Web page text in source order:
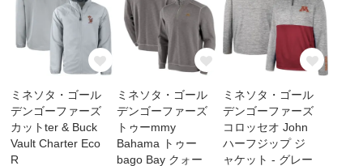
ミネソタ・ゴール
デンゴーファーズ
カットter & Buck
Vault Charter Eco
R
ミネソタ・ゴール
デンゴーファーズ
トゥーmmy
Bahama トゥー
bago Bay クォー
ミネソタ・ゴール
デンゴーファーズ
コロッセオ John
ハーフジップ ジ
ャケット - グレー